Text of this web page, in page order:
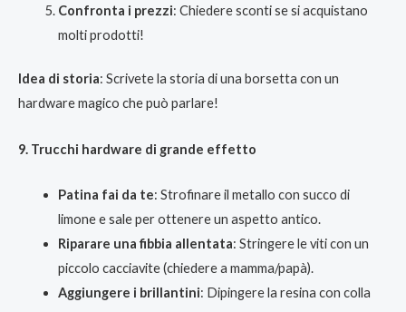
Confronta i prezzi: Chiedere sconti se si acquistano
molti prodotti!
Idea di storia: Scrivete la storia di una borsetta con un
hardware magico che può parlare!
9. Trucchi hardware di grande effetto
Patina fai da te: Strofinare il metallo con succo di
limone e sale per ottenere un aspetto antico.
Riparare una fibbia allentata: Stringere le viti con un
piccolo cacciavite (chiedere a mamma/papà).
Aggiungere i brillantini: Dipingere la resina con colla